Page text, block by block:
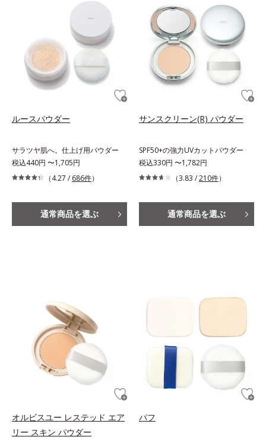
ルースパウダー
サラツヤ肌へ。仕上げ用パウダー
税込440円 〜1,705円
（4.27 / 686件）
通常商品を選ぶ
サンスクリーン(R) パウダー
SPF50+の強力UVカットパウダー
税込330円 〜1,782円
（3.83 /210件）
通常商品を選ぶ
オルビスユー レステッド エア
リー スキン パウダー
パフ